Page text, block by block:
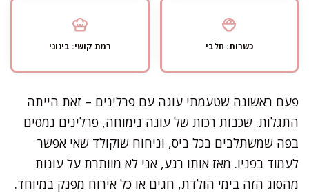
כשרות: חלבי רמת קושי: בינוני
פעם ראשונה שטעמתי עוגה עם פרלינים – זאת הייתה
התגלות. שכבות רכות של עוגה נימוחה, פרלינים נמסים
בפה שמשתלבים בכל ביס, וניחוח שוקולד שאי אפשר
לעמוד בפניו. מאז אותו רגע, אני לא מוותרת על עוגות
מהסוג הזה בימי הולדת, חגים או כל אירוח מפנק במיוחד.